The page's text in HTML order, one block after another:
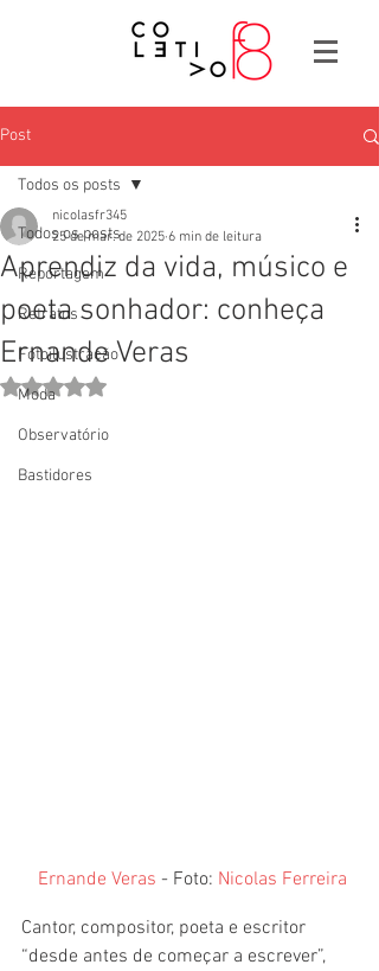
Post
Todos os posts
Reportagem
Retratos
Fotoilustração
Moda
Observatório
Bastidores
Todos os posts
Aprendiz da vida, músico e
poeta sonhador: conheça
Ernande Veras
nicolasfr345
25 de mar. de 2025 6 min de leitura
Avaliado com NaN de 5 estrelas.
Ernande Veras - Foto: Nicolas Ferreira
Cantor, compositor, poeta e escritor
“desde antes de começar a escrever”,